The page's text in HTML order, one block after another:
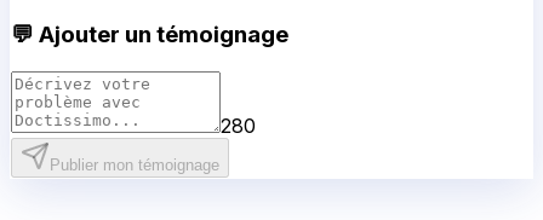
💬 Ajouter un témoignage
280
Publier mon témoignage